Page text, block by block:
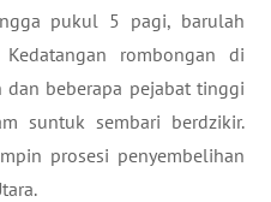
pukul 5 pagi, barulah
rombongan di
beberapa pejabat tinggi
suntuk sembari berdzikir.
prosesi penyembelihan